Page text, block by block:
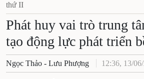
thứ II
Phát huy vai trò trung
tạo động lực phát triển
Ngọc Thảo - Lưu Phượng 12:36, 13/